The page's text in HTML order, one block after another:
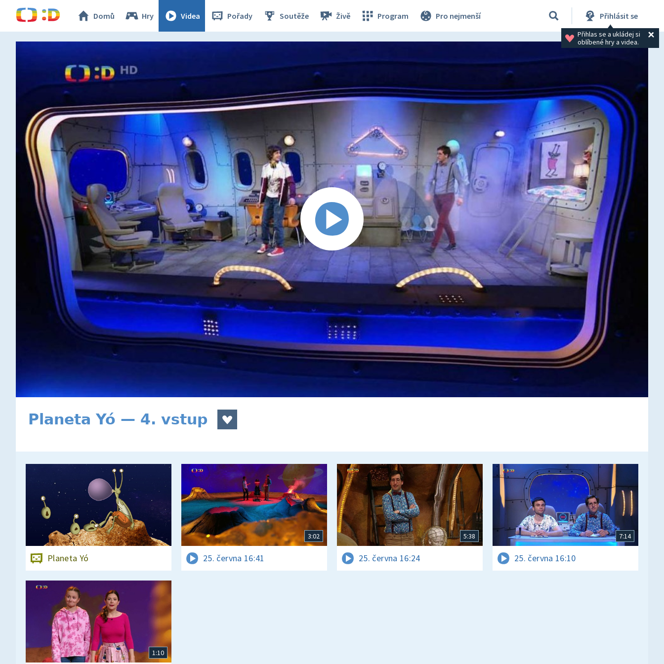
Domů Hry Videa Pořady Soutěže Živě Program Pro nejmenší Přihlásit se
Přihlas se a ukládej si
oblíbené hry a videa.
Planeta Yó — 4. vstup
Planeta Yó
3:02
25. června 16:41
5:38
25. června 16:24
7:14
25. června 16:10
1:10